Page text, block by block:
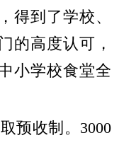
得到了学校、
的高度认可，
小学校食堂全
预收制。3000